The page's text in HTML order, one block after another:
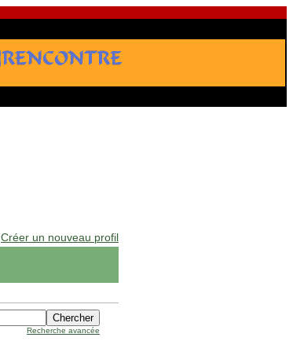
Créer un nouveau profil
Recherche avancée